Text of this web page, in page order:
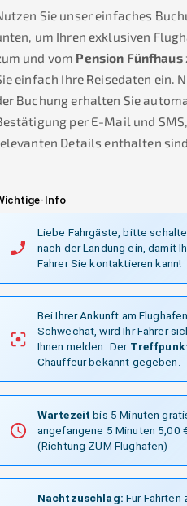
Sie unser einfaches
um Ihren exklusiven
und vom Pension Fünfhaus
einfach Ihre Reisedaten ein.
Buchung erhalten Sie
per E-Mail und
Details enthalten
Info
Liebe Fahrgäste, bitte
nach der Landung ein, damit
Fahrer Sie kontaktieren kann!
Bei Ihrer Ankunft am
Schwechat, wird Ihr Fahrer
Ihnen melden. Der
Chauffeur bekannt gegeben.
Wartezeit bis 5 Minuten
angefangene 5 Minuten 5,00
(Richtung ZUM Flughafen)
Nachtzuschlag: Für Fahrten